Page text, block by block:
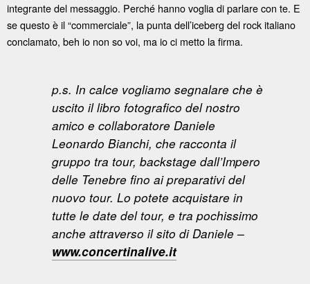
integrante del messaggio. Perché hanno voglia di parlare con te. E
se questo è il “commerciale”, la punta dell’iceberg del rock italiano
conclamato, beh io non so voi, ma io ci metto la firma.
p.s. In calce vogliamo segnalare che è
uscito il libro fotografico del nostro
amico e collaboratore Daniele
Leonardo Bianchi, che racconta il
gruppo tra tour, backstage dall’Impero
delle Tenebre fino ai preparativi del
nuovo tour. Lo potete acquistare in
tutte le date del tour, e tra pochissimo
anche attraverso il sito di Daniele –
www.concertinalive.it